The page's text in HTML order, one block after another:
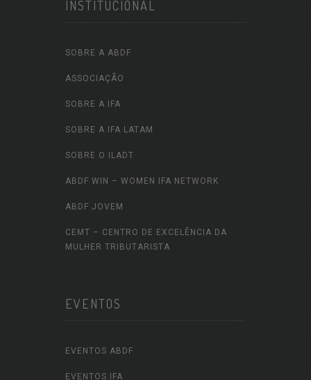
INSTITUCIONAL
SOBRE A ABDF
ASSOCIAÇÃO
SOBRE A IFA
SOBRE A IFA LATAM
SOBRE O ILADT
ABDF WIN – WOMEN IFA NETWORK
ABDF JOVEM
CEMT – CENTRO DE EXCELÊNCIA DA
MULHER TRIBUTARISTA
EVENTOS
EVENTOS ABDF
EVENTOS IFA